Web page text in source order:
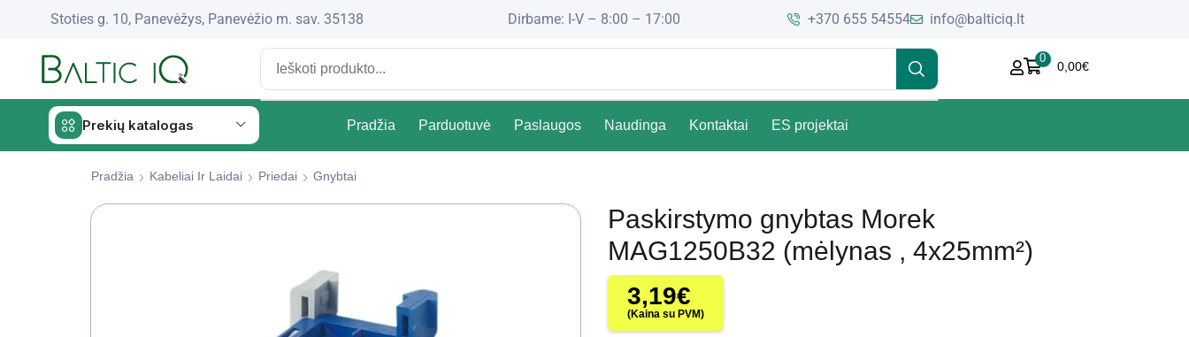
Stoties g. 10, Panevėžys, Panevėžio m. sav. 35138 Dirbame: I-V – 8:00 – 17:00 +370 655 54554 info@balticiq.lt
0
0,00€
Prekių katalogas Pradžia Parduotuvė Paslaugos Naudinga Kontaktai ES projektai
Pradžia Kabeliai Ir Laidai Priedai Gnybtai
Paskirstymo gnybtas Morek
MAG1250B32 (mėlynas , 4x25mm²)
3,19€
(Kaina su PVM)